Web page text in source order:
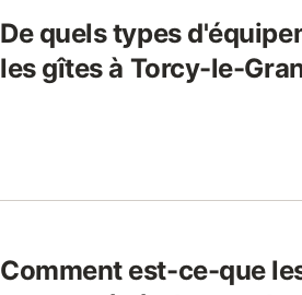
De quels types
les gîtes à Torcy-le-
Comment est-ce-que